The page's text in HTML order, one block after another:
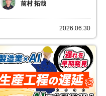
前村 拓哉
2026.06.30